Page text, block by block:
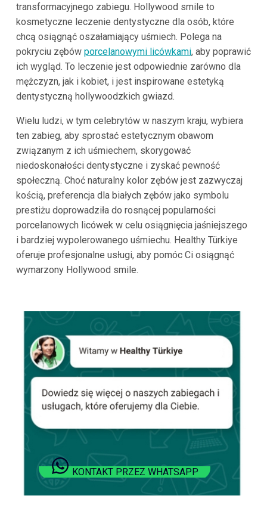
transformacyjnego zabiegu. Hollywood smile to
kosmetyczne leczenie dentystyczne dla osób, które
chcą osiągnąć oszałamiający uśmiech. Polega na
pokryciu zębów porcelanowymi licówkami, aby poprawić
ich wygląd. To leczenie jest odpowiednie zarówno dla
mężczyzn, jak i kobiet, i jest inspirowane estetyką
dentystyczną hollywoodzkich gwiazd.
Wielu ludzi, w tym celebrytów w naszym kraju, wybiera
ten zabieg, aby sprostać estetycznym obawom
związanym z ich uśmiechem, skorygować
niedoskonałości dentystyczne i zyskać pewność
społeczną. Choć naturalny kolor zębów jest zazwyczaj
kością, preferencja dla białych zębów jako symbolu
prestiżu doprowadziła do rosnącej popularności
porcelanowych licówek w celu osiągnięcia jaśniejszego
i bardziej wypolerowanego uśmiechu. Healthy Türkiye
oferuje profesjonalne usługi, aby pomóc Ci osiągnąć
wymarzony Hollywood smile.
KONTAKT PRZEZ WHATSAPP